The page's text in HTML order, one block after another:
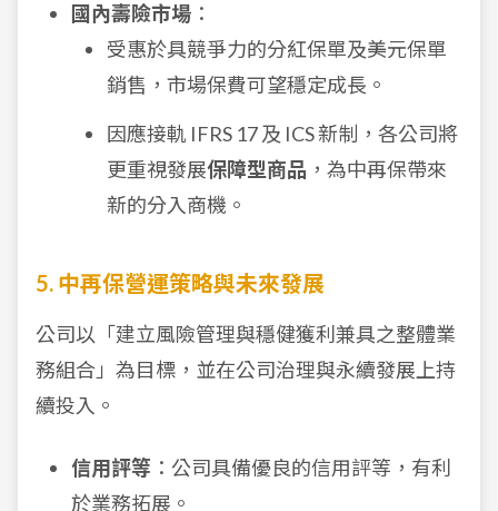
國內壽險市場 ：
受惠於具競爭力的分紅保單及美元保單
銷售，市場保費可望穩定成長。
因應接軌 IFRS 17 及 ICS 新制，各公司將
更重視發展保障型商品 ，為中再保帶來
新的分入商機。
5. 中再保營運策略與未來發展
公司以「建立風險管理與穩健獲利兼具之整體業
務組合」為目標，並在公司治理與永續發展上持
續投入。
信用評等 ：公司具備優良的信用評等，有利
於業務拓展。